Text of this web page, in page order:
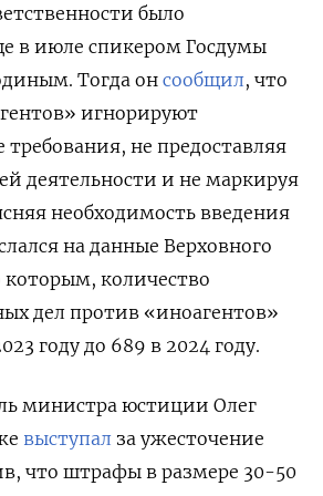
было
в июле спикером Госдумы
Тогда он сообщил, что
игнорируют
требования, не предоставляя
деятельности и не маркируя
необходимость введения
на данные Верховного
которым, количество
дел против «иноагентов»
году до 689 в 2024 году.
министра юстиции Олег
выступал за ужесточение
что штрафы в размере 30-50